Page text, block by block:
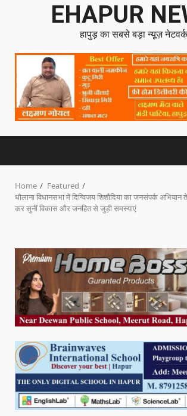
EHAPUR
हापुड़ का सबसे बड़ा न्यूज़ नेटवर्क
Home
Featured
धौलाना विधानसभा में दिग्विजय शिशौदिया का जनसंपर्क अभियान
कर सुनीं विकास और जनहित से जुड़ी समस्याएं